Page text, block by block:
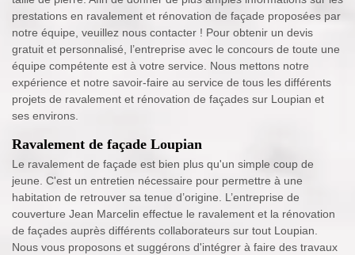
prestations en ravalement et rénovation de façade proposées par
notre équipe, veuillez nous contacter ! Pour obtenir un devis
gratuit et personnalisé, l’entreprise avec le concours de toute une
équipe compétente est à votre service. Nous mettons notre
expérience et notre savoir-faire au service de tous les différents
projets de ravalement et rénovation de façades sur Loupian et
ses environs.
Ravalement de façade Loupian
Le ravalement de façade est bien plus qu'un simple coup de
jeune. C'est un entretien nécessaire pour permettre à une
habitation de retrouver sa tenue d’origine. L’entreprise de
couverture Jean Marcelin effectue le ravalement et la rénovation
de façades auprès différents collaborateurs sur tout Loupian.
Nous vous proposons et suggérons d'intégrer à faire des travaux